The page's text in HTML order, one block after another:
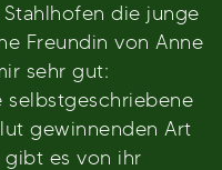
die junge
Freundin von Anne
sehr gut:
selbstgeschriebene
gewinnenden Art
gibt es von ihr